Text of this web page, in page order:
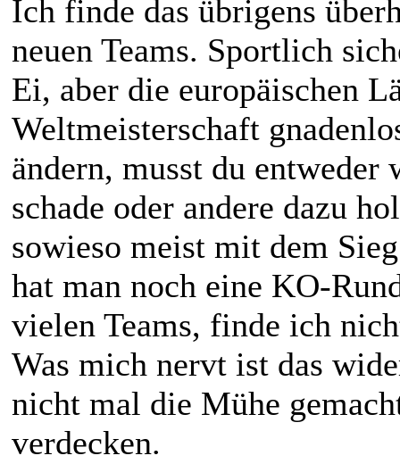
Ich finde das übrigens
neuen Teams. Sportlich
Ei, aber die europäischen
Weltmeisterschaft
ändern, musst du entweder
schade oder andere dazu
sowieso meist mit dem
hat man noch eine KO-
vielen Teams, finde ich
Was mich nervt ist das
nicht mal die Mühe
verdecken.